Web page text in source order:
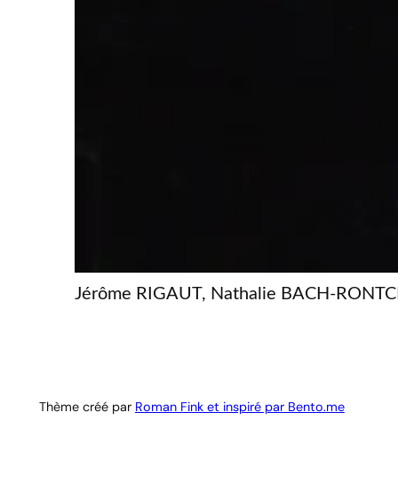
Jérôme RIGAUT, Nathalie BACH-
Thème créé par Roman Fink et inspiré par Bento.me